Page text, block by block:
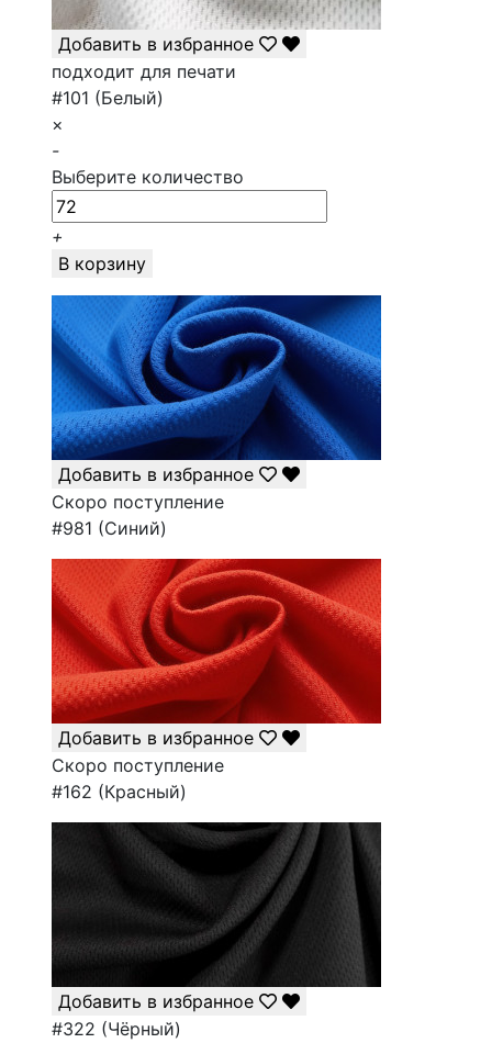
Добавить в избранное
подходит для печати
#101 (Белый)
×
-
Выберите количество
+
В корзину
Добавить в избранное
Скоро поступление
#981 (Синий)
Добавить в избранное
Скоро поступление
#162 (Красный)
Добавить в избранное
#322 (Чёрный)